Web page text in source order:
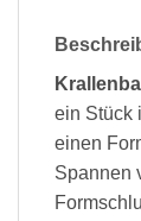
ein Stück
einen
Spannen